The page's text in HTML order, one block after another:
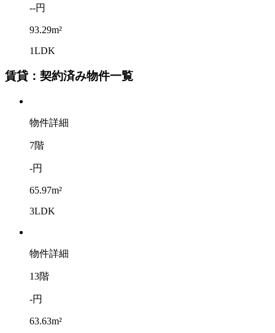
--円
93.29m²
1LDK
賃貸：契約済み物件一覧
物件詳細
7階
-円
65.97m²
3LDK
物件詳細
13階
-円
63.63m²